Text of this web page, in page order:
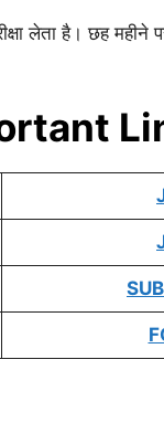
लेता है। छह महीने